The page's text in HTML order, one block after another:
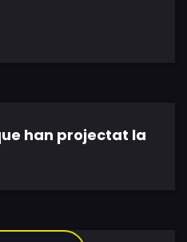
han projectat la